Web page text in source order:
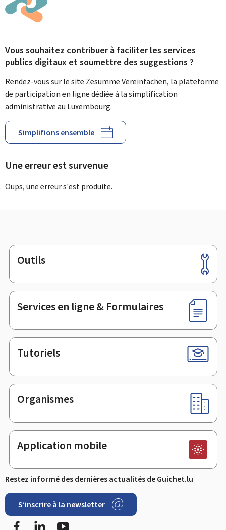
Vous souhaitez contribuer à faciliter les services
publics digitaux et soumettre des suggestions ?
Rendez-vous sur le site Zesumme Vereinfachen, la plateforme
de participation en ligne dédiée à la simplification
administrative au Luxembourg.
Simplifions ensemble
Une erreur est survenue
Oups, une erreur s'est produite.
Pied
de
page
Outils
Services en ligne & Formulaires
Tutoriels
Organismes
Application mobile
Restez informé des dernières actualités de Guichet.lu
S’inscrire à la newsletter
FacebookLinkedIn